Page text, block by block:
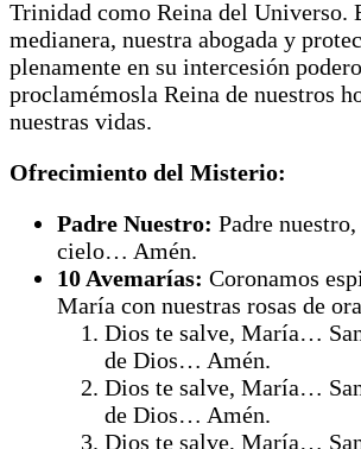
Trinidad como Reina del Universo.
medianera, nuestra abogada y
plenamente en su intercesión
proclamémosla Reina de nuestros
nuestras vidas.
Ofrecimiento del Misterio:
Padre Nuestro: Padre
cielo… Amén.
10 Avemarías: Coronamos
María con nuestras rosas de
Dios te salve, María…
de Dios… Amén.
Dios te salve, María…
de Dios… Amén.
Dios te salve, María…